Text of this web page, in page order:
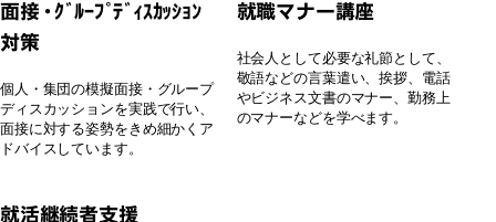
面接・ｸﾞﾙｰﾌﾟﾃﾞｨｽｶｯｼｮﾝ
対策
個人・集団の模擬面接・グループ
ディスカッションを実践で行い、
面接に対する姿勢をきめ細かくア
ドバイスしています。
就職マナー講座
社会人として必要な礼節として、
敬語などの言葉遣い、挨拶、電話
やビジネス文書のマナー、勤務上
のマナーなどを学べます。
就活継続者支援